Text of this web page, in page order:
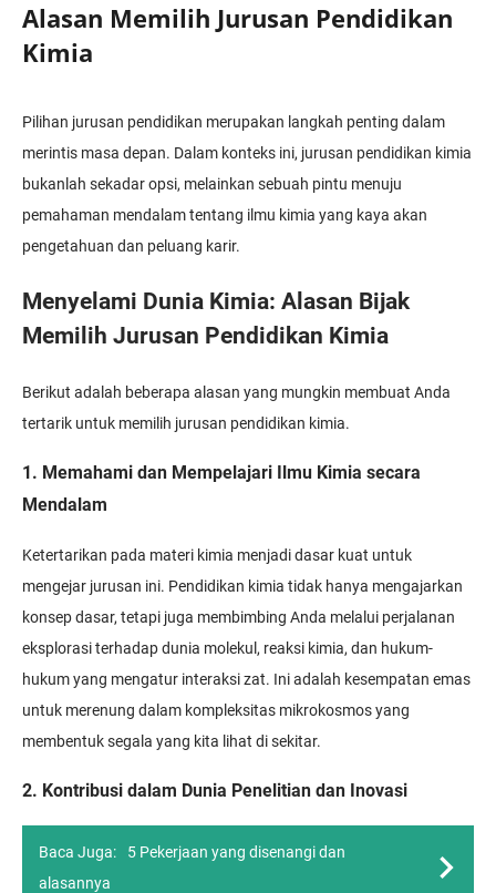
Alasan Memilih Jurusan Pendidikan
Kimia
Pilihan jurusan pendidikan merupakan langkah penting dalam
merintis masa depan. Dalam konteks ini, jurusan pendidikan kimia
bukanlah sekadar opsi, melainkan sebuah pintu menuju
pemahaman mendalam tentang ilmu kimia yang kaya akan
pengetahuan dan peluang karir.
Menyelami Dunia Kimia: Alasan Bijak
Memilih Jurusan Pendidikan Kimia
Berikut adalah beberapa alasan yang mungkin membuat Anda
tertarik untuk memilih jurusan pendidikan kimia.
1. Memahami dan Mempelajari Ilmu Kimia secara
Mendalam
Ketertarikan pada materi kimia menjadi dasar kuat untuk
mengejar jurusan ini. Pendidikan kimia tidak hanya mengajarkan
konsep dasar, tetapi juga membimbing Anda melalui perjalanan
eksplorasi terhadap dunia molekul, reaksi kimia, dan hukum-
hukum yang mengatur interaksi zat. Ini adalah kesempatan emas
untuk merenung dalam kompleksitas mikrokosmos yang
membentuk segala yang kita lihat di sekitar.
2. Kontribusi dalam Dunia Penelitian dan Inovasi
Baca Juga:
5 Pekerjaan yang disenangi dan
alasannya